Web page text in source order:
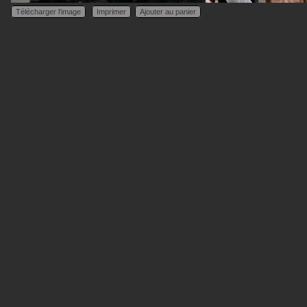
Télécharger l'image Imprimer Ajouter au panier